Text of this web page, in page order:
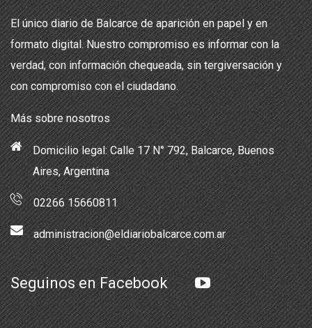
El único diario de Balcarce de aparición en papel y en
formato digital. Nuestro compromiso es informar con la
verdad, con información chequeada, sin tergiversación y
con compromiso con el ciudadano.
Más sobre nosotros
Domicilio legal: Calle 17 N° 792, Balcarce, Buenos
Aires, Argentina
02266 15660811
administracion@eldiariobalcarce.com.ar
Seguinos en Facebook